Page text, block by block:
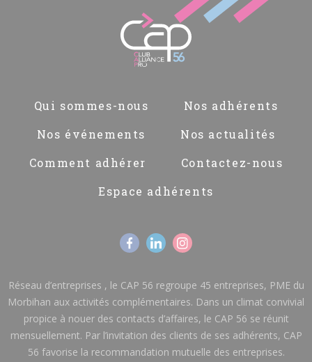
Qui sommes-nous
Nos adhérents
Nos événements
Nos actualités
Comment adhérer
Contactez-nous
Espace adhérents
Réseau d’entreprises , le CAP 56 regroupe 45 entreprises, PME du
Morbihan aux activités complémentaires. Dans un climat convivial
propice à nouer des contacts d’affaires, le CAP 56 se réunit
mensuellement. Par l’invitation des clients de ses adhérents, CAP
56 favorise la recommandation mutuelle des entreprises.